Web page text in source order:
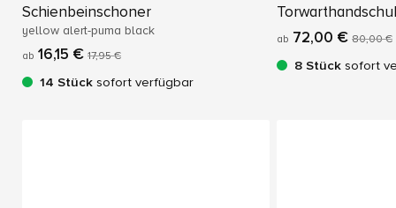
Schienbeinschoner
yellow alert-puma black
ab 16,15 € 17,95 €
14 Stück sofort verfügbar
ab 72,00 € 80,00 €
8 Stück sofort